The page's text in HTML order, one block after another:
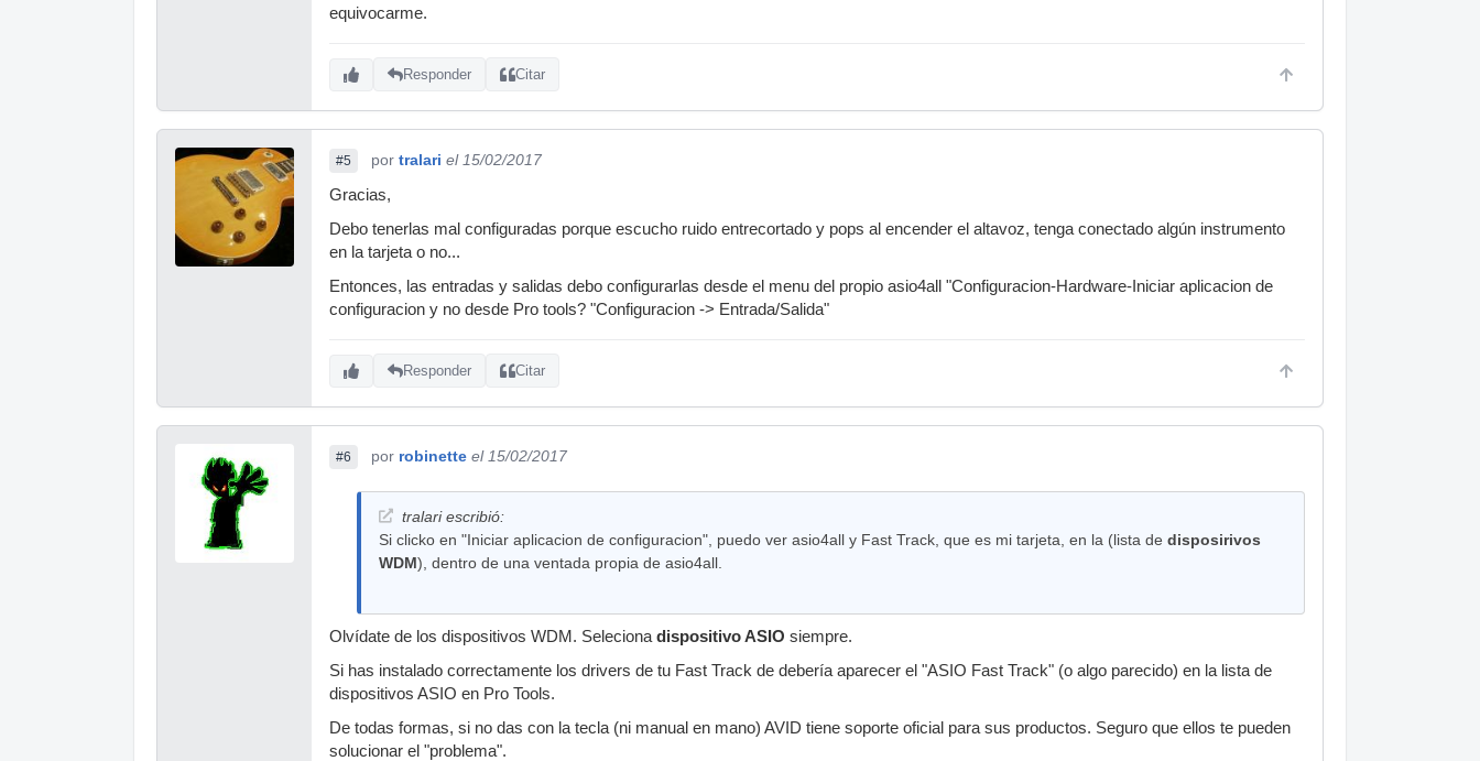
equivocarme.
Responder Citar
#5 por tralari el 15/02/2017
Gracias,
Debo tenerlas mal configuradas porque escucho ruido entrecortado y pops al encender el altavoz, tenga conectado algún instrumento
en la tarjeta o no...
Entonces, las entradas y salidas debo configurarlas desde el menu del propio asio4all "Configuracion-Hardware-Iniciar aplicacion de
configuracion y no desde Pro tools? "Configuracion -> Entrada/Salida"
Responder Citar
#6 por robinette el 15/02/2017
tralari escribió:
Si clicko en "Iniciar aplicacion de configuracion", puedo ver asio4all y Fast Track, que es mi tarjeta, en la (lista de disposirivos
WDM), dentro de una ventada propia de asio4all.
Olvídate de los dispositivos WDM. Seleciona dispositivo ASIO siempre.
Si has instalado correctamente los drivers de tu Fast Track de debería aparecer el "ASIO Fast Track" (o algo parecido) en la lista de
dispositivos ASIO en Pro Tools.
De todas formas, si no das con la tecla (ni manual en mano) AVID tiene soporte oficial para sus productos. Seguro que ellos te pueden
solucionar el "problema".